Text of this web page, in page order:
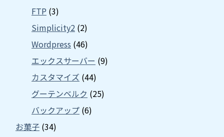
FTP (3)
Simplicity2 (2)
Wordpress (46)
エックスサーバー (9)
カスタマイズ (44)
グーテンベルク (25)
バックアップ (6)
お菓子 (34)